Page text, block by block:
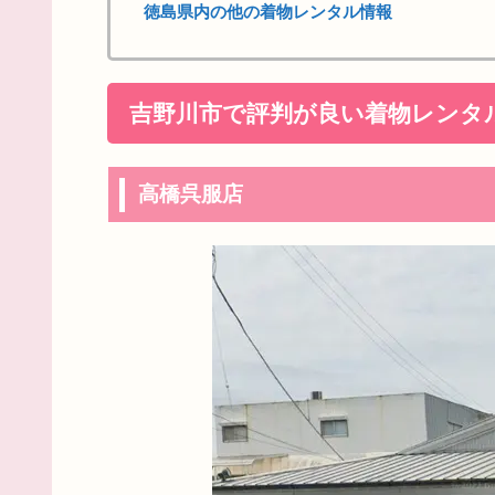
徳島県内の他の着物レンタル情報
吉野川市で評判が良い着物レンタ
高橋呉服店